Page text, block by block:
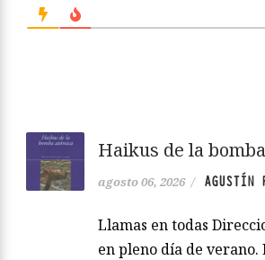
Haikus de la
agosto 06, 2026 / AGUSTÍN
Llamas en todas
en pleno día de